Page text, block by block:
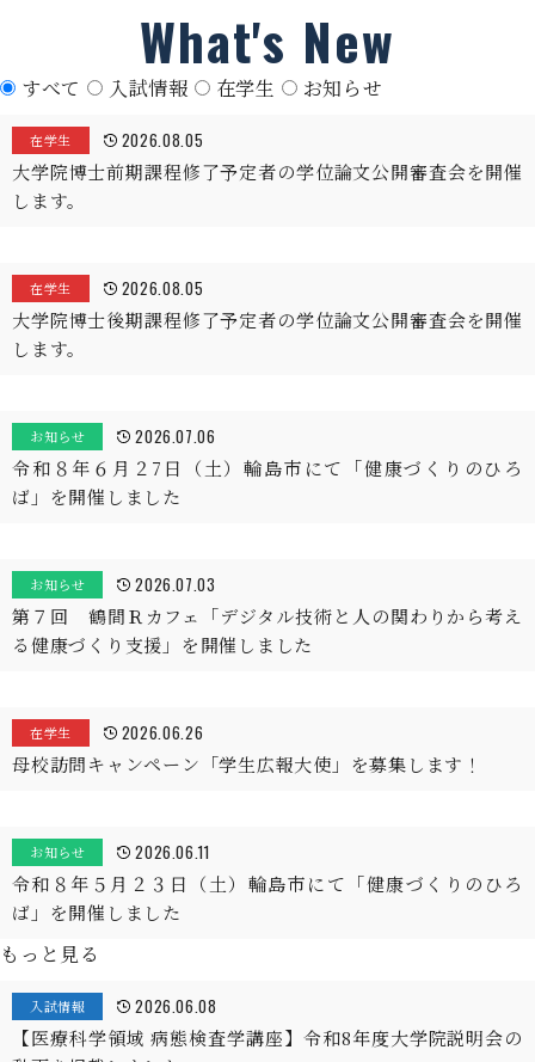
What's New
すべて 入試情報 在学生 お知らせ
在学生 2026.08.05
大学院博士前期課程修了予定者の学位論文公開審査会を開催
します。
在学生 2026.08.05
大学院博士後期課程修了予定者の学位論文公開審査会を開催
します。
お知らせ 2026.07.06
令和８年６月２7日（土）輪島市にて「健康づくりのひろ
ば」を開催しました
お知らせ 2026.07.03
第７回 鶴間Ｒカフェ「デジタル技術と人の関わりから考え
る健康づくり支援」を開催しました
在学生 2026.06.26
母校訪問キャンペーン「学生広報大使」を募集します！
お知らせ 2026.06.11
令和８年５月２３日（土）輪島市にて「健康づくりのひろ
ば」を開催しました
もっと見る
入試情報 2026.06.08
【医療科学領域 病態検査学講座】令和8年度大学院説明会の